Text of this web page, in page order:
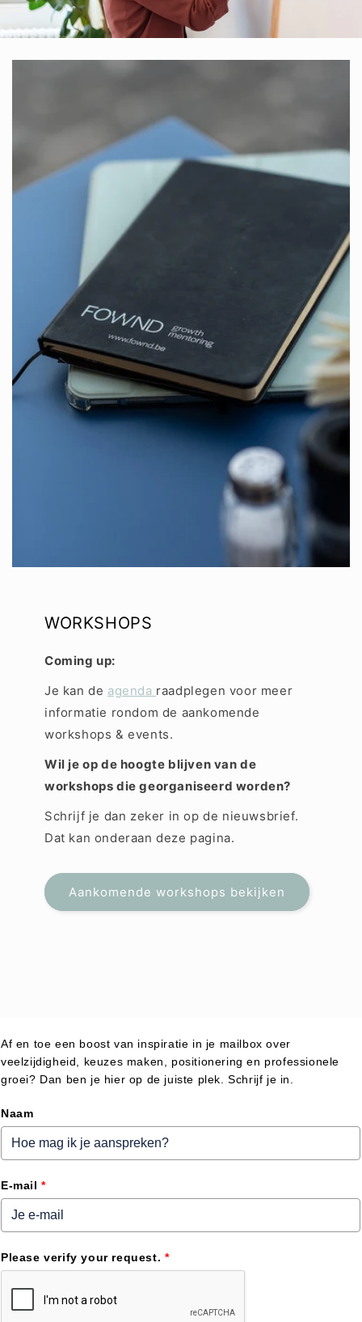
WORKSHOPS
Coming up:
Je kan de agenda raadplegen voor meer
informatie rondom de aankomende
workshops & events.
Wil je op de hoogte blijven van de
workshops die georganiseerd worden?
Schrijf je dan zeker in op de nieuwsbrief.
Dat kan onderaan deze pagina.
Aankomende workshops bekijken
Af en toe een boost van inspiratie in je mailbox over
veelzijdigheid, keuzes maken, positionering en professionele
groei? Dan ben je hier op de juiste plek. Schrijf je in.
Naam
E-mail *
Please verify your request. *